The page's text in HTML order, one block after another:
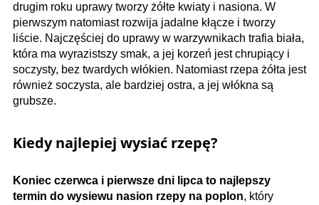
drugim roku uprawy tworzy żółte kwiaty i nasiona. W
pierwszym natomiast rozwija jadalne kłącze i tworzy
liście. Najczęściej do uprawy w warzywnikach trafia biała,
która ma wyrazistszy smak, a jej korzeń jest chrupiący i
soczysty, bez twardych włókien. Natomiast rzepa żółta jest
również soczysta, ale bardziej ostra, a jej włókna są
grubsze.
Kiedy najlepiej wysiać rzepę?
Koniec czerwca i pierwsze dni lipca to najlepszy
termin do wysiewu nasion rzepy na poplon, który